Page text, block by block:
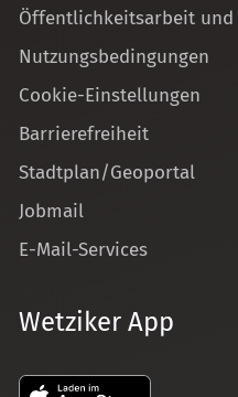
Öffentlichkeitsarbeit und
Nutzungsbedingungen
Cookie-Einstellungen
Barrierefreiheit
Stadtplan/Geoportal
Jobmail
E-Mail-Services
Wetziker App